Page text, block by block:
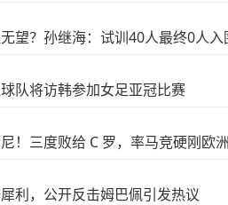
望？孙继海：试训40人最终0人
队将访韩参加女足亚冠比赛
！三度败给 C 罗，率马竞硬刚欧
利，公开反击姆巴佩引发热议